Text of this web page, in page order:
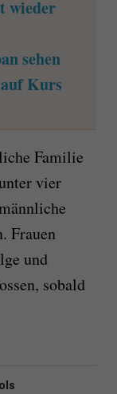
wieder
sehen
Kurs
Familie
vier
Frauen
und
sobald